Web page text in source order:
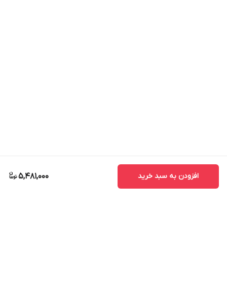
5,481,000 افزودن به سبد خرید